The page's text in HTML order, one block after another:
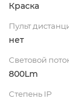
Краска
Пульт
нет
Световой
800Lm
Степень IP